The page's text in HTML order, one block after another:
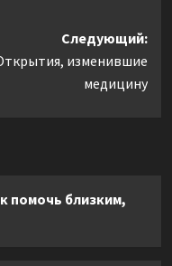
Следующий:
изменившие
медицину
помочь близким,